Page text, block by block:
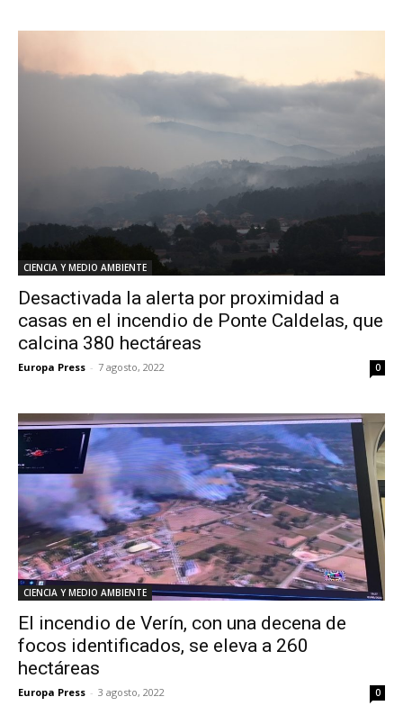
CIENCIA Y MEDIO AMBIENTE
Desactivada la alerta por proximidad a
casas en el incendio de Ponte Caldelas, que
calcina 380 hectáreas
Europa Press - 7 agosto, 2022 0
CIENCIA Y MEDIO AMBIENTE
El incendio de Verín, con una decena de
focos identificados, se eleva a 260
hectáreas
Europa Press - 3 agosto, 2022 0